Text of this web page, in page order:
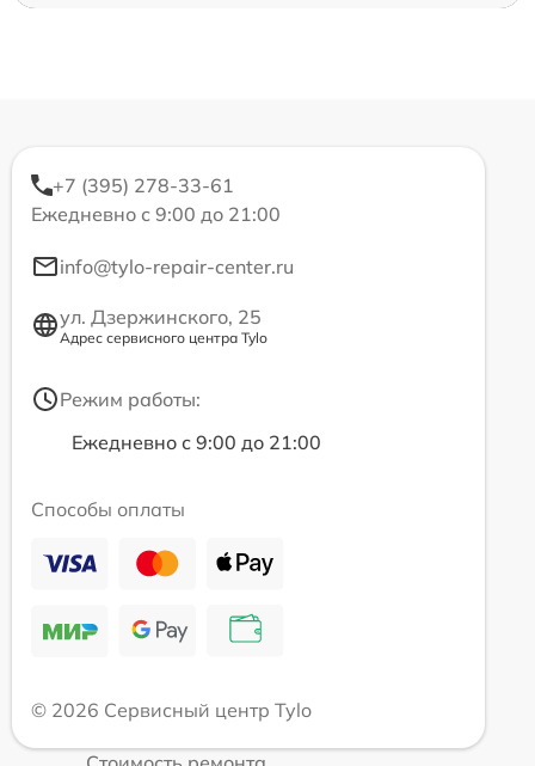
+7 (395) 278-33-61
Ежедневно с 9:00 до 21:00
info@tylo-repair-center.ru
ул. Дзержинского, 25
Адрес сервисного центра Tylo
Режим работы:
Ежедневно с 9:00 до 21:00
Способы оплаты
© 2026 Сервисный центр Tylo